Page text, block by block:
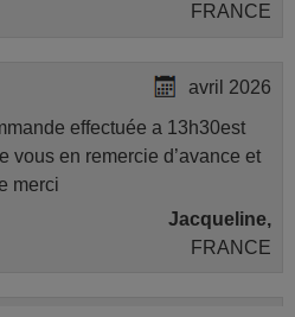
FRANCE
avril 2026
effectuée a 13h30est
vous en remercie d’avance et
merci
Jacqueline,
FRANCE